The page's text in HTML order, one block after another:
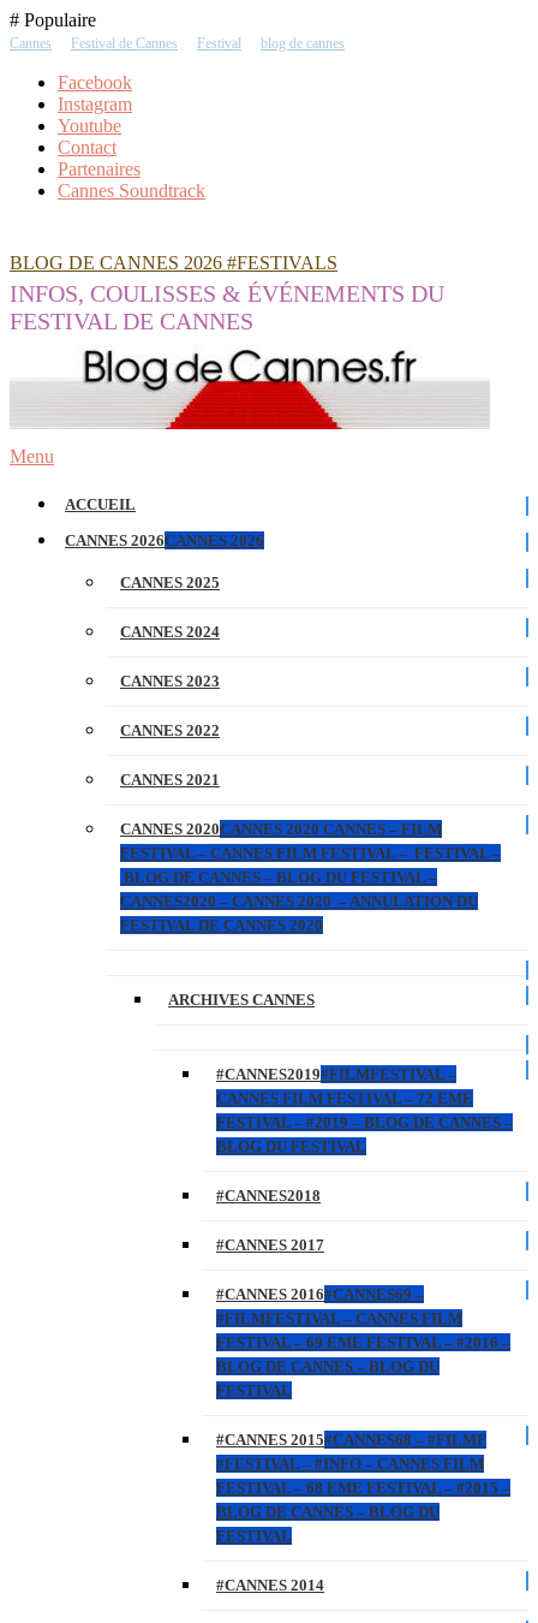
Skip
To
# Populaire
Cannes Festival de Cannes Festival blog de cannes
Facebook
Instagram
Youtube
Contact
Partenaires
Cannes Soundtrack
BLOG DE CANNES 2026 #FESTIVALS
INFOS, COULISSES & ÉVÉNEMENTS DU
FESTIVAL DE CANNES
Menu
ACCUEIL
CANNES 2026CANNES 2026
CANNES 2025
CANNES 2024
CANNES 2023
CANNES 2022
CANNES 2021
CANNES 2020CANNES 2020 CANNES – FILM
FESTIVAL – CANNES FILM FESTIVAL – FESTIVAL –
BLOG DE CANNES – BLOG DU FESTIVAL –
CANNES2020 – CANNES 2020 – ANNULATION DU
FESTIVAL DE CANNES 2020
ARCHIVES CANNES
#CANNES2019#FILMFESTIVAL –
CANNES FILM FESTIVAL – 72 EME
FESTIVAL – #2019 – BLOG DE CANNES –
BLOG DU FESTIVAL
#CANNES2018
#CANNES 2017
#CANNES 2016#CANNES69 –
#FILMFESTIVAL – CANNES FILM
FESTIVAL – 69 EME FESTIVAL – #2016 –
BLOG DE CANNES – BLOG DU
FESTIVAL
#CANNES 2015#CANNES68 – #FILMF
#FESTIVAL – #INFO – CANNES FILM
FESTIVAL – 68 EME FESTIVAL – #2015 –
BLOG DE CANNES – BLOG DU
FESTIVAL
#CANNES 2014